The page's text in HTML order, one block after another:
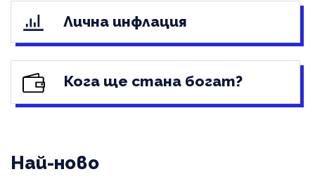
Лична инфлация
Кога ще стана богат?
Най-ново